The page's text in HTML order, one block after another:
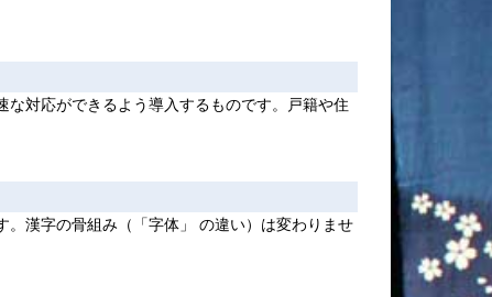
な対応ができるよう導入するものです。戸籍や住
漢字の骨組み（「字体」 の違い）は変わりませ